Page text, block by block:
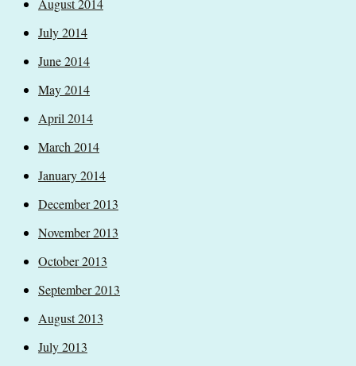
August 2014
July 2014
June 2014
May 2014
April 2014
March 2014
January 2014
December 2013
November 2013
October 2013
September 2013
August 2013
July 2013